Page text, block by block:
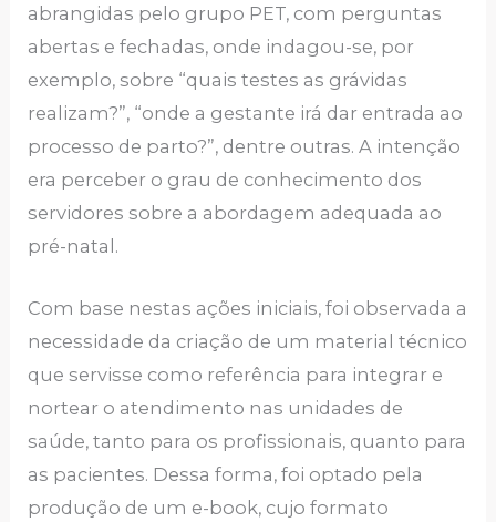
abrangidas pelo grupo PET, com perguntas
abertas e fechadas, onde indagou-se, por
exemplo, sobre “quais testes as grávidas
realizam?”, “onde a gestante irá dar entrada ao
processo de parto?”, dentre outras. A intenção
era perceber o grau de conhecimento dos
servidores sobre a abordagem adequada ao
pré-natal.
Com base nestas ações iniciais, foi observada a
necessidade da criação de um material técnico
que servisse como referência para integrar e
nortear o atendimento nas unidades de
saúde, tanto para os profissionais, quanto para
as pacientes. Dessa forma, foi optado pela
produção de um e-book, cujo formato